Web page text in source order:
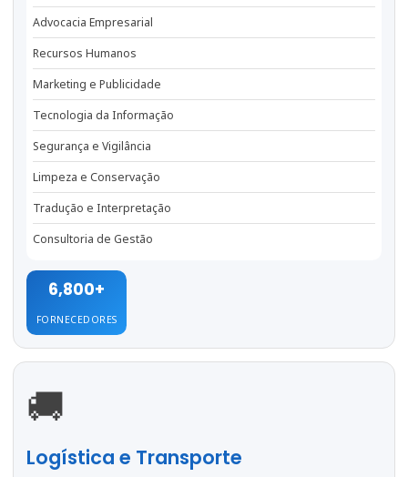
Advocacia Empresarial
Recursos Humanos
Marketing e Publicidade
Tecnologia da Informação
Segurança e Vigilância
Limpeza e Conservação
Tradução e Interpretação
Consultoria de Gestão
6,800+
FORNECEDORES
🚚
Logística e Transporte